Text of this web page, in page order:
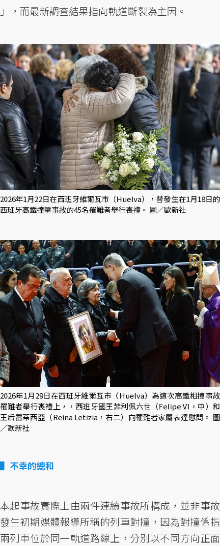
」，而最新調查結果指向軌道斷裂為主因。
2026年1月22日在西班牙維爾瓦市（Huelva），替發生在1月18日的
西班牙高鐵撞擊事故的45名罹難者舉行喪禮。 圖／歐新社
2026年1月29日在西班牙維爾瓦市（Huelva）為這次高鐵相撞事故
罹難者舉行喪禮上，，西班牙國王菲利佩六世（Felipe VI，中）和
王后雷蒂西亞（Reina Letizia，右二）向罹難者家屬表達慰問。 圖
／歐新社
不幸的總和
本起事故實際上由兩件連續事故所構成，並非事故
發生初期媒體報導所稱的列車對撞，因為對撞係指
兩列車位於同一軌道路線上，分別以不同方向正面